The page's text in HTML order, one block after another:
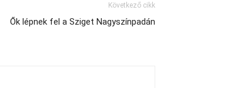
Következő cikk
Ők lépnek fel a Sziget Nagyszínpadán